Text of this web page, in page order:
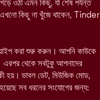
ওঠা এমন কিছু, যা শেষ পর্যন্ত
এখনো কিছু না খুঁজে থাকেন, Tinder
করা শুরু করুন। আপনি কাউকে
এরপর থেকে সবটুকু আপনাদের
হয়। ডাবল ডেট, মিউজিক মোড,
সব ধরনের সংযোগের জন্য: